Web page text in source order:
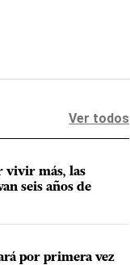
Ver todos
vivir más, las
seis años de
por primera vez